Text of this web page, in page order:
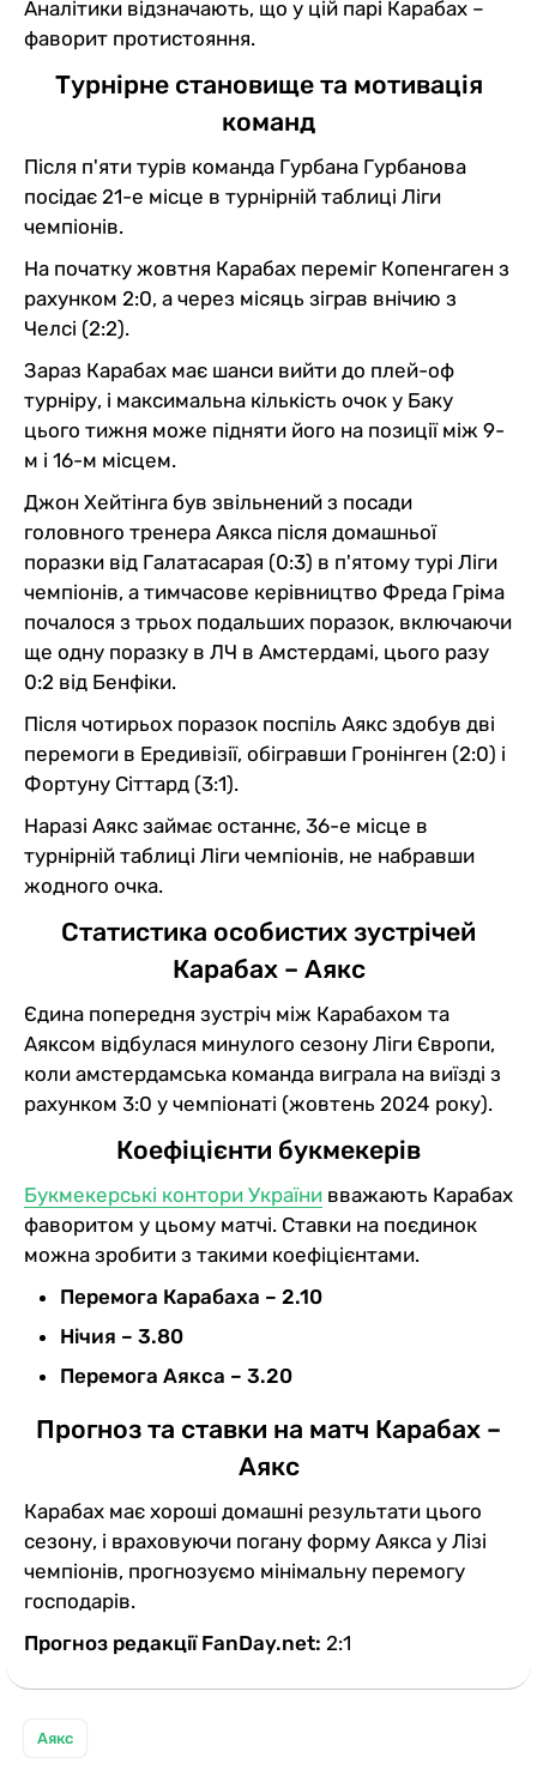
Аналітики відзначають, що у цій парі Карабах –
фаворит протистояння.
Турнірне становище та мотивація
команд
Після п'яти турів команда Гурбана Гурбанова
посідає 21-е місце в турнірній таблиці Ліги
чемпіонів.
На початку жовтня Карабах переміг Копенгаген з
рахунком 2:0, а через місяць зіграв внічию з
Челсі (2:2).
Зараз Карабах має шанси вийти до плей-оф
турніру, і максимальна кількість очок у Баку
цього тижня може підняти його на позиції між 9-
м і 16-м місцем.
Джон Хейтінга був звільнений з посади
головного тренера Аякса після домашньої
поразки від Галатасарая (0:3) в п'ятому турі Ліги
чемпіонів, а тимчасове керівництво Фреда Гріма
почалося з трьох подальших поразок, включаючи
ще одну поразку в ЛЧ в Амстердамі, цього разу
0:2 від Бенфіки.
Після чотирьох поразок поспіль Аякс здобув дві
перемоги в Ередивізії, обігравши Гронінген (2:0) і
Фортуну Сіттард (3:1).
Наразі Аякс займає останнє, 36-е місце в
турнірній таблиці Ліги чемпіонів, не набравши
жодного очка.
Статистика особистих зустрічей
Карабах – Аякс
Єдина попередня зустріч між Карабахом та
Аяксом відбулася минулого сезону Ліги Європи,
коли амстердамська команда виграла на виїзді з
рахунком 3:0 у чемпіонаті (жовтень 2024 року).
Коефіцієнти букмекерів
Букмекерські контори України вважають Карабах
фаворитом у цьому матчі. Ставки на поєдинок
можна зробити з такими коефіцієнтами.
Перемога Карабаха – 2.10
Нічия – 3.80
Перемога Аякса – 3.20
Прогноз та ставки на матч Карабах –
Аякс
Карабах має хороші домашні результати цього
сезону, і враховуючи погану форму Аякса у Лізі
чемпіонів, прогнозуємо мінімальну перемогу
господарів.
Прогноз редакції FanDay.net: 2:1
Аякс